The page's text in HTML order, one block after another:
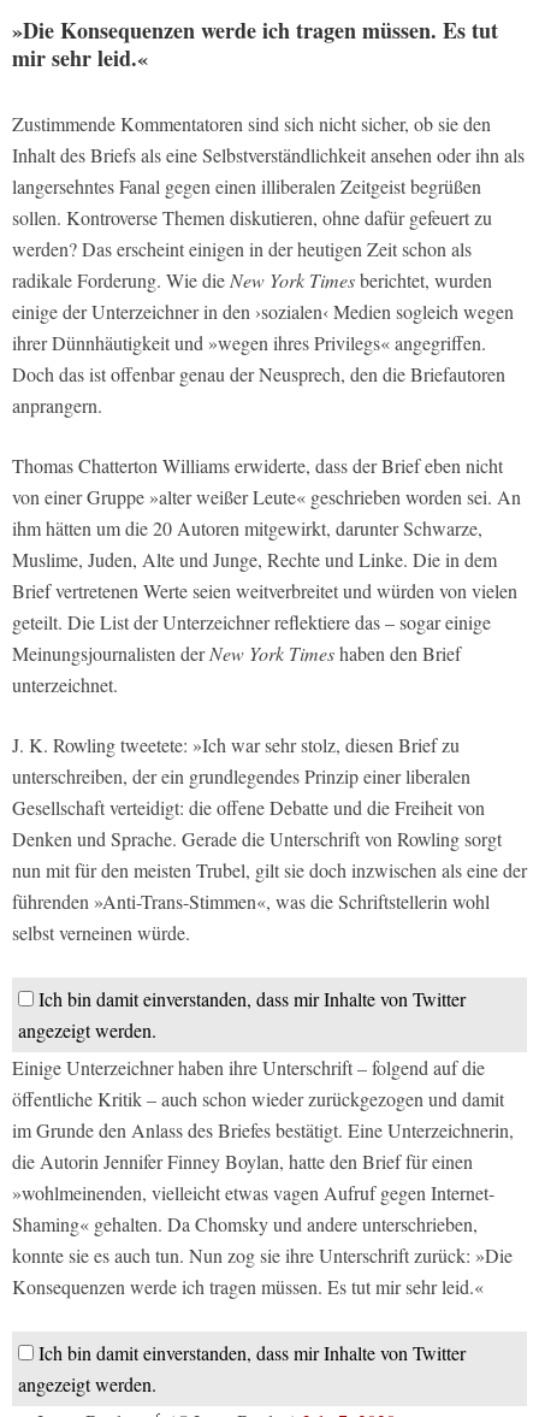
»Die Konsequenzen werde ich tragen müssen. Es tut
mir sehr leid.«
Zustimmende Kommentatoren sind sich nicht sicher, ob sie den
Inhalt des Briefs als eine Selbstverständlichkeit ansehen oder ihn als
langersehntes Fanal gegen einen illiberalen Zeitgeist begrüßen
sollen. Kontroverse Themen diskutieren, ohne dafür gefeuert zu
werden? Das erscheint einigen in der heutigen Zeit schon als
radikale Forderung. Wie die New York Timesberichtet, wurden
einige der Unterzeichner in den ›sozialen‹ Medien sogleich wegen
ihrer Dünnhäutigkeit und »wegen ihres Privilegs« angegriffen.
Doch das ist offenbar genau der Neusprech, den die Briefautoren
anprangern.
Thomas Chatterton Williams erwiderte, dass der Brief eben nicht
von einer Gruppe »alter weißer Leute« geschrieben worden sei. An
ihm hätten um die 20 Autoren mitgewirkt, darunter Schwarze,
Muslime, Juden, Alte und Junge, Rechte und Linke. Die in dem
Brief vertretenen Werte seien weitverbreitet und würden von vielen
geteilt. Die List der Unterzeichner reflektiere das – sogar einige
Meinungsjournalisten derNew York Timeshaben den Brief
unterzeichnet.
J. K. Rowling tweetete: »Ich war sehr stolz, diesen Brief zu
unterschreiben, der ein grundlegendes Prinzip einer liberalen
Gesellschaft verteidigt: die offene Debatte und die Freiheit von
Denken und Sprache. Gerade die Unterschrift von Rowling sorgt
nun mit für den meisten Trubel, gilt sie doch inzwischen als eine der
führenden »Anti-Trans-Stimmen«, was die Schriftstellerin wohl
selbst verneinen würde.
Ich bin damit einverstanden, dass mir Inhalte von Twitter
angezeigt werden.
Einige Unterzeichner haben ihre Unterschrift – folgend auf die
öffentliche Kritik – auch schon wieder zurückgezogen und damit
im Grunde den Anlass des Briefes bestätigt. Eine Unterzeichnerin,
die Autorin Jennifer Finney Boylan, hatte den Brief für einen
»wohlmeinenden, vielleicht etwas vagen Aufruf gegen Internet-
Shaming« gehalten. Da Chomsky und andere unterschrieben,
konnte sie es auch tun. Nun zog sie ihre Unterschrift zurück: »Die
Konsequenzen werde ich tragen müssen. Es tut mir sehr leid.«
Ich bin damit einverstanden, dass mir Inhalte von Twitter
angezeigt werden.